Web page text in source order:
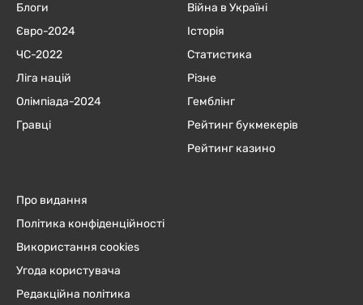
Блоги
Євро-2024
ЧC-2022
Ліга націй
Олімпіада-2024
Гравці
Війна в Україні
Історія
Статистика
Різне
Гемблінг
Рейтинг букмекерів
Рейтинг казино
Про видання
Політика конфіденційності
Використання cookies
Угода користувача
Редакційна політика